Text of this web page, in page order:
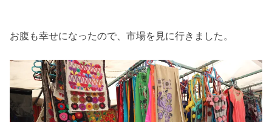
お腹も幸せになったので、市場を見に行きました。